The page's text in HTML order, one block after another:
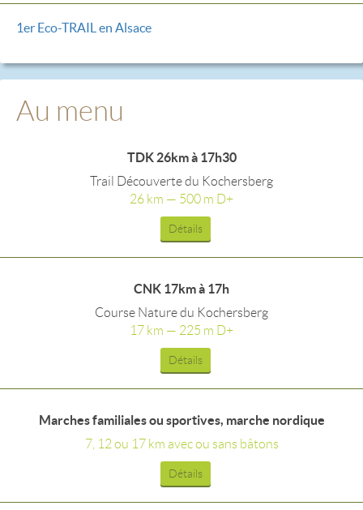
1er Eco-TRAIL en Alsace
Au menu
TDK 26km à 17h30
Trail Découverte du Kochersberg
26 km — 500 m D+
Détails
CNK 17km à 17h
Course Nature du Kochersberg
17 km — 225 m D+
Détails
Marches familiales ou sportives, marche nordique
7, 12 ou 17 km avec ou sans bâtons
Détails